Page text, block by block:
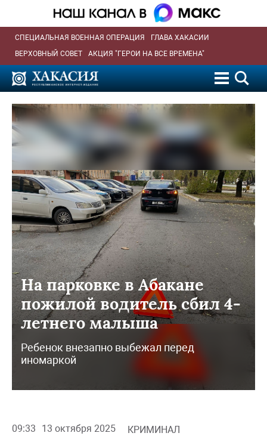
СПЕЦИАЛЬНАЯ ВОЕННАЯ ОПЕРАЦИЯ
ГЛАВА ХАКАСИИ
ВЕРХОВНЫЙ СОВЕТ
АКЦИЯ "ГЕРОИ НА ВСЕ ВРЕМЕНА"
На парковке в Абакане
пожилой водитель сбил 4-
летнего малыша
Ребенок внезапно выбежал перед
иномаркой
09:33 13 октября 2025 КРИМИНАЛ